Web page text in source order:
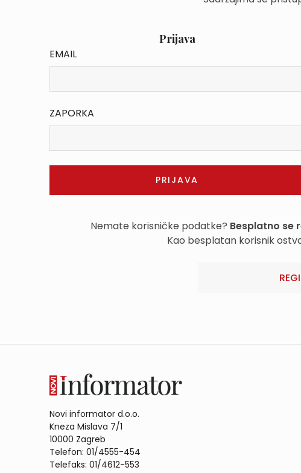
Prijava
EMAIL
ZAPORKA
Nemate korisničke podatke? Besplatno se
Kao besplatan korisnik
Novi informator d.o.o.
Kneza Mislava 7/1
10000 Zagreb
Telefon: 01/4555-454
Telefaks: 01/4612-553